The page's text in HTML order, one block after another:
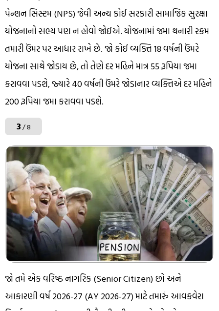
પેન્શન સિસ્ટમ (NPS) જેવી અન્ય કોઈ સરકારી સામાજિક સુરક્ષા
યોજનાનો સભ્ય પણ ન હોવો જોઈએ. યોજનામાં જમા થનારી રકમ
તમારી ઉંમર પર આધાર રાખે છે. જો કોઈ વ્યક્તિ 18 વર્ષની ઉંમરે
યોજના સાથે જોડાય છે, તો તેણે દર મહિને માત્ર 55 રૂપિયા જમા
કરાવવા પડશે, જ્યારે 40 વર્ષની ઉંમરે જોડાનાર વ્યક્તિએ દર મહિને
200 રૂપિયા જમા કરાવવા પડશે.
3/ 8
જો તમે એક વરિષ્ઠ નાગરિક (Senior Citizen) છો અને
આકારણી વર્ષ 2026-27 (AY 2026-27) માટે તમારું આવકવેરા